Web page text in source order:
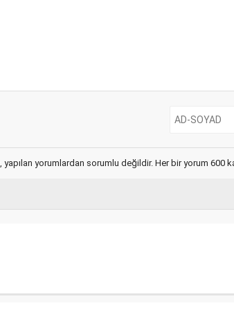
yorumlardan sorumlu değildir. Her bir yorum 600